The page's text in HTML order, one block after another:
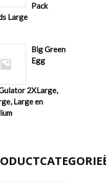
Pack
Large
Big Green
Egg
2XLarge,
Large en